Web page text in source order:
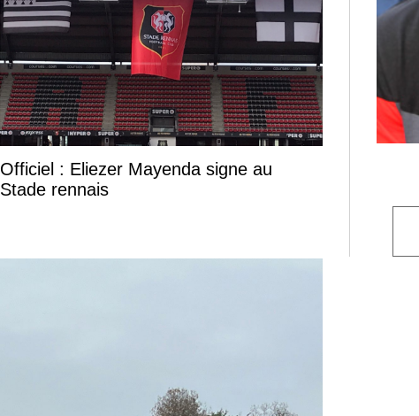
Officiel : Eliezer Mayenda signe au
Stade rennais